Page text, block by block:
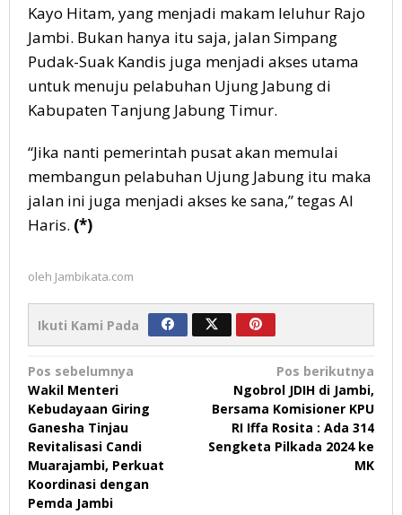
Kayo Hitam, yang menjadi makam leluhur Rajo
Jambi. Bukan hanya itu saja, jalan Simpang
Pudak-Suak Kandis juga menjadi akses utama
untuk menuju pelabuhan Ujung Jabung di
Kabupaten Tanjung Jabung Timur.
“Jika nanti pemerintah pusat akan memulai
membangun pelabuhan Ujung Jabung itu maka
jalan ini juga menjadi akses ke sana,” tegas Al
Haris. (*)
oleh Jambikata.com
Ikuti Kami Pada
Navigasi
pos
Pos sebelumnya
Wakil Menteri
Kebudayaan Giring
Ganesha Tinjau
Revitalisasi Candi
Muarajambi, Perkuat
Koordinasi dengan
Pemda Jambi
Pos berikutnya
Ngobrol JDIH di Jambi,
Bersama Komisioner KPU
RI Iffa Rosita : Ada 314
Sengketa Pilkada 2024 ke
MK